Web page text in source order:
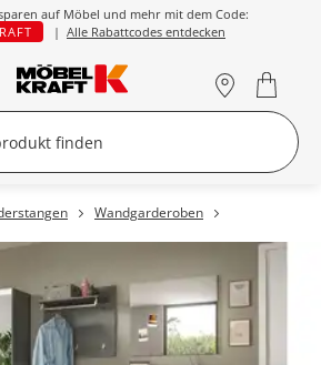
auf Möbel und mehr mit dem Code:
| Alle Rabattcodes entdecken
Wandgarderoben